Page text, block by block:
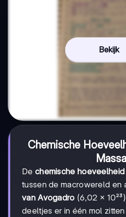
Bekijk
Chemische
Massa
De chemische hoeveelheid
tussen de macrowereld en
van Avogadro (6,02 ×
deeltjes er in één mol